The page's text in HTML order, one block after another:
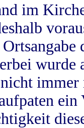
im
wurde